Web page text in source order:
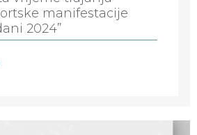
manifestacije
2024”